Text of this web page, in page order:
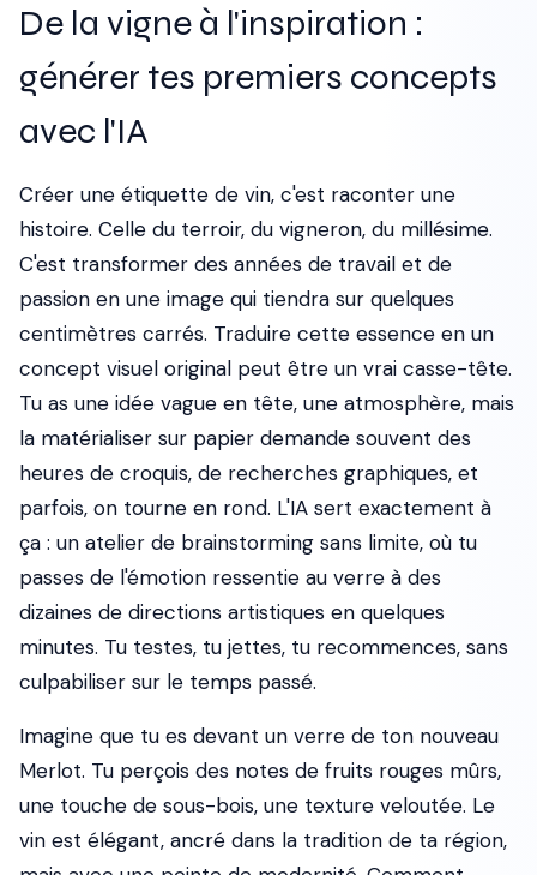
De la vigne à l'inspiration :
générer tes premiers concepts
avec l'IA
Créer une étiquette de vin, c'est raconter une
histoire. Celle du terroir, du vigneron, du millésime.
C'est transformer des années de travail et de
passion en une image qui tiendra sur quelques
centimètres carrés. Traduire cette essence en un
concept visuel original peut être un vrai casse-tête.
Tu as une idée vague en tête, une atmosphère, mais
la matérialiser sur papier demande souvent des
heures de croquis, de recherches graphiques, et
parfois, on tourne en rond. L'IA sert exactement à
ça : un atelier de brainstorming sans limite, où tu
passes de l'émotion ressentie au verre à des
dizaines de directions artistiques en quelques
minutes. Tu testes, tu jettes, tu recommences, sans
culpabiliser sur le temps passé.
Imagine que tu es devant un verre de ton nouveau
Merlot. Tu perçois des notes de fruits rouges mûrs,
une touche de sous-bois, une texture veloutée. Le
vin est élégant, ancré dans la tradition de ta région,